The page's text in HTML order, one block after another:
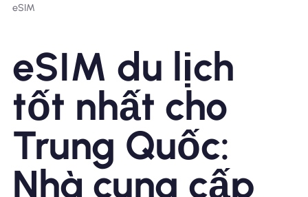
Kế hoạch mua sắm
Giới thiệu về eSIM
eSIM
eSIM du lịch
tốt nhất cho
Trung Quốc:
Nhà cung cấp